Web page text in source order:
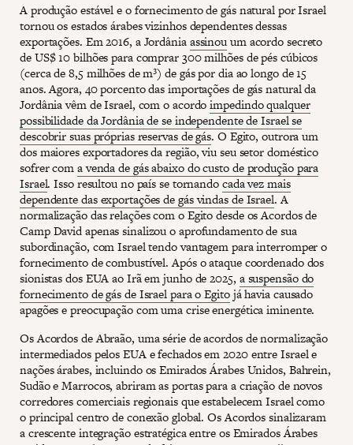
A produção estável e o fornecimento de gás natural por Israel
tornou os estados árabes vizinhos dependentes dessas
exportações. Em 2016, a Jordâniaassinouum acordo secreto
de US$ 10 bilhões para comprar 300 milhões de pés cúbicos
(cerca de 8,5 milhões de m³) de gás por dia ao longo de 15
anos. Agora, 40 porcento das importações de gás natural da
Jordânia vêm de Israel, com o acordoimpedindo qualquer
possibilidade da Jordânia de se independente de Israel se
descobrir suas próprias reservas de gás. O Egito, outrora um
dos maiores exportadores da região, viu seu setor doméstico
sofrer coma venda de gás abaixo do custo de produção para
Israel. Isso resultou no país se tornandocada vez mais
dependente das exportações de gás vindas de Israel. A
normalização das relações com o Egito desde os Acordos de
Camp David apenas sinalizou o aprofundamento de sua
subordinação, com Israel tendo vantagem para interromper o
fornecimento de combustível. Após o ataque coordenado dos
sionistas dos EUA ao Irã em junho de 2025, a suspensão do
fornecimento de gás de Israel para o Egitojá havia causado
apagões e preocupação com uma crise energética iminente.
Os Acordos de Abraão, uma série de acordos de normalização
intermediados pelos EUA e fechados em 2020 entre Israel e
nações árabes, incluindo os Emirados Árabes Unidos, Bahrein,
Sudão e Marrocos, abriram as portas para a criação de novos
corredores comerciais regionais que estabelecem Israel como
o principal centro de conexão global. Os Acordos sinalizaram
a crescente integração estratégica entre os Emirados Árabes